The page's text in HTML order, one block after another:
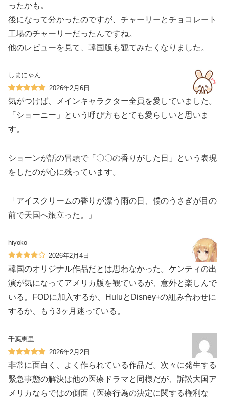
ったかも。
後になって分かったのですが、チャーリーとチョコレート
工場のチャーリーだったんですね。
他のレビューを見て、韓国版も観てみたくなりました。
しまにゃん
2026年2月6日
気がつけば、メインキャラクター全員を愛していました。
「ショーニー」という呼び方もとても愛らしいと思いま
す。
ショーンが話の冒頭で「〇〇の香りがした日」という表現
をしたのが心に残っています。
「アイスクリームの香りが漂う雨の日、僕のうさぎが目の
前で天国へ旅立った。」
hiyoko
2026年2月4日
韓国のオリジナル作品だとは思わなかった。ケンティの出
演が気になってアメリカ版を観ているが、意外と楽しんで
いる。FODに加入するか、HuluとDisney+の組み合わせに
するか、もう3ヶ月迷っている。
千葉恵里
2026年2月2日
非常に面白く、よく作られている作品だ。次々に発生する
緊急事態の解決は他の医療ドラマと同様だが、訴訟大国ア
メリカならではの側面（医療行為の決定に関する権利な